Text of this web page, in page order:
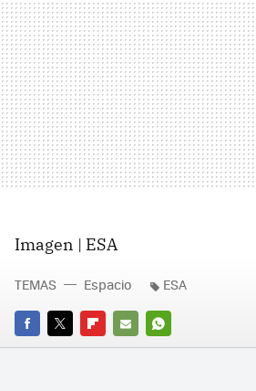
Imagen | ESA
FACEBOOK
TWITTERFLIPBOARD
E-
WHATSAPP
TEMAS Espacio ESA